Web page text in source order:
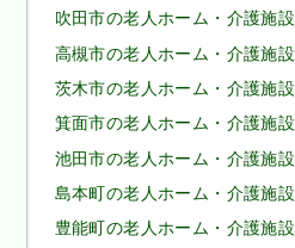
吹田市の老人ホーム・介護施設
高槻市の老人ホーム・介護施設
茨木市の老人ホーム・介護施設
箕面市の老人ホーム・介護施設
池田市の老人ホーム・介護施設
島本町の老人ホーム・介護施設
豊能町の老人ホーム・介護施設